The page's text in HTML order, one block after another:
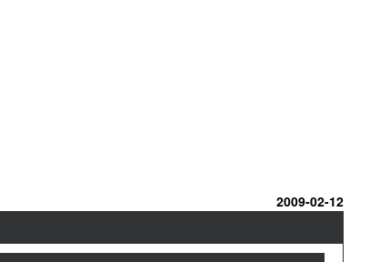
2009-02-12